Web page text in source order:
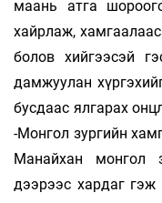
маань атга
хайрлаж,
болов хийгээсэй
дамжуулан
бусдаас ялгарах
-Монгол зургийн
Манайхан монгол
дээрээс хардаг гэж